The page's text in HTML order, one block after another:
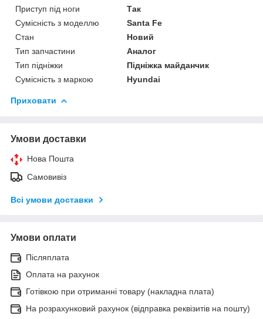
Приступ під ноги
Так
Сумісність з моделлю
Santa Fe
Стан
Новий
Тип запчастини
Аналог
Тип підніжки
Підніжка майданчик
Сумісність з маркою
Hyundai
Приховати
Умови доставки
Нова Пошта
Самовивіз
Всі умови доставки
Умови оплати
Післяплата
Оплата на рахунок
Готівкою при отриманні товару (накладна плата)
На розрахунковий рахунок (відправка реквізитів на пошту)